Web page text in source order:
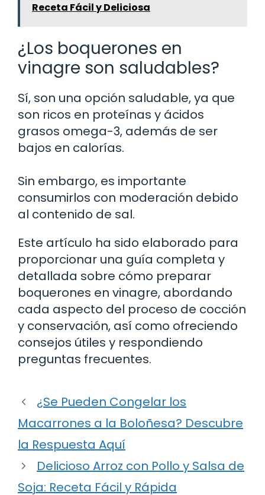
Receta Fácil y Deliciosa
¿Los boquerones en
vinagre son saludables?
Sí, son una opción saludable, ya que
son ricos en proteínas y ácidos
grasos omega-3, además de ser
bajos en calorías.
Sin embargo, es importante
consumirlos con moderación debido
al contenido de sal.
Este artículo ha sido elaborado para
proporcionar una guía completa y
detallada sobre cómo preparar
boquerones en vinagre, abordando
cada aspecto del proceso de cocción
y conservación, así como ofreciendo
consejos útiles y respondiendo
preguntas frecuentes.
¿Se Pueden Congelar los
Macarrones a la Boloñesa? Descubre
la Respuesta Aquí
Delicioso Arroz con Pollo y Salsa de
Soja: Receta Fácil y Rápida